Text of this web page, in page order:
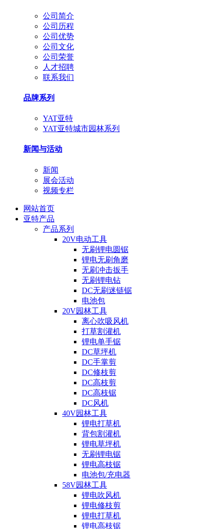
公司简介
公司历程
公司优势
公司文化
公司荣誉
人才招聘
联系我们
品牌系列
YAT亚特
YAT亚特城市园林系列
新闻与活动
新闻
展会活动
视频专栏
网站首页
亚特产品
产品系列
20V电动工具
无刷锂电圆锯
锂电无刷角磨
无刷冲击扳手
无刷锂电钻
DC无刷迷链锯
电池包
20V园林工具
离心吹吸风机
打草割灌机
锂电单手锯
DC草坪机
DC手掌剪
DC修枝剪
DC高枝剪
DC高枝锯
DC风机
40V园林工具
锂电打草机
背包割灌机
锂电草坪机
无刷锂电锯
锂电高枝锯
电池包/充电器
58V园林工具
锂电吹风机
锂电修枝剪
锂电打草机
锂电高枝锯